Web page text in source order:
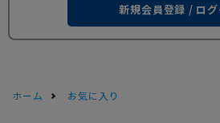
新規会員登録 / ログ
ホーム お気に入り